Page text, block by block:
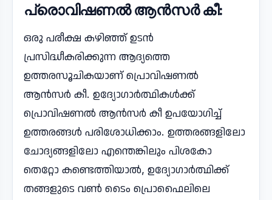
പ്രൊവിഷണൽ ആൻസർ കീ:
ഒരു പരീക്ഷ കഴിഞ്ഞ് ഉടൻ
പ്രസിദ്ധീകരിക്കുന്ന ആദ്യത്തെ
ഉത്തരസൂചികയാണ് പ്രൊവിഷണൽ
ആൻസർ കീ. ഉദ്യോഗാർത്ഥികൾക്ക്
പ്രൊവിഷണൽ ആൻസർ കീ ഉപയോഗിച്ച്
ഉത്തരങ്ങൾ പരിശോധിക്കാം. ഉത്തരങ്ങളിലോ
ചോദ്യങ്ങളിലോ എന്തെങ്കിലും പിശകോ
തെറ്റോ കണ്ടെത്തിയാൽ, ഉദ്യോഗാർത്ഥിക്ക്
തങ്ങളുടെ വൺ ടൈം പ്രൊഫൈലിലെ